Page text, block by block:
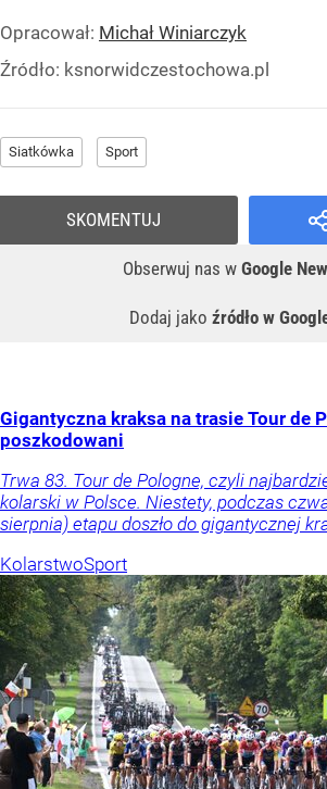
Opracował: Michał Winiarczyk
Źródło: ksnorwidczestochowa.pl
Siatkówka Sport
Obserwuj nas w Google
Dodaj jako źródło w
SKOMENTUJ
Gigantyczna kraksa na trasie Tour de
poszkodowani
Trwa 83. Tour de Pologne, czyli
kolarski w Polsce. Niestety, podczas
sierpnia) etapu doszło do gigantycznej
KolarstwoSport